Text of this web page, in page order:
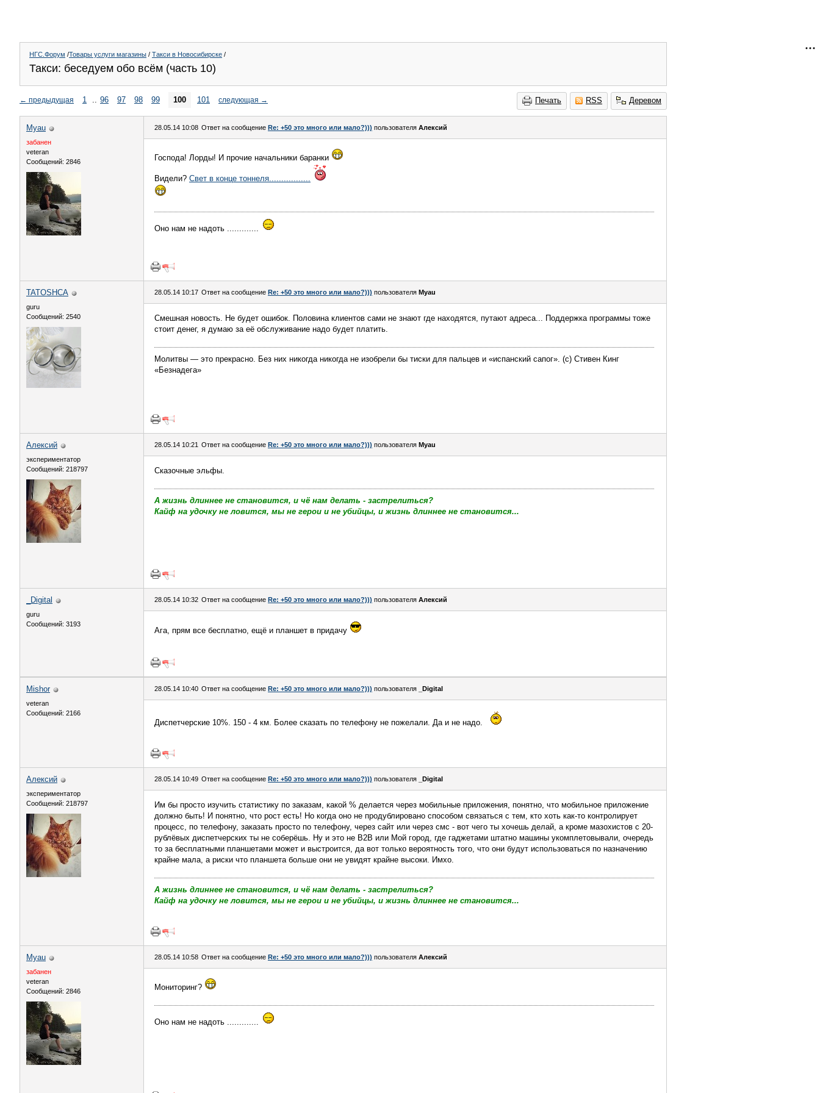
НГС.Форум /Товары услуги магазины / Такси в Новосибирске /
Такси: беседуем обо всём (часть 10)
Печать RSS Деревом
← предыдущая 1 .. 96 97 98 99 100 101 следующая →
Myau
забанен
veteran
Сообщений: 2846
28.05.14 10:08 Ответ на сообщение Re: +50 это много или мало?))) пользователя Алексий
Господа! Лорды! И прочие начальники баранки
Видели? Свет в конце тоннеля.................
Оно нам не надоть .............
TATOSHCA
guru
Сообщений: 2540
28.05.14 10:17 Ответ на сообщение Re: +50 это много или мало?))) пользователя Myau
Смешная новость. Не будет ошибок. Половина клиентов сами не знают где находятся, путают адреса... Поддержка программы тоже
стоит денег, я думаю за её обслуживание надо будет платить.
Молитвы — это прекрасно. Без них никогда никогда не изобрели бы тиски для пальцев и «испанский сапог». (с) Стивен Кинг
«Безнадега»
Алексий
экспериментатор
Сообщений: 218797
28.05.14 10:21 Ответ на сообщение Re: +50 это много или мало?))) пользователя Myau
Сказочные эльфы.
А жизнь длиннее не становится, и чё нам делать - застрелиться?
Кайф на удочку не ловится, мы не герои и не убийцы, и жизнь длиннее не становится...
_Digital
guru
Сообщений: 3193
28.05.14 10:32 Ответ на сообщение Re: +50 это много или мало?))) пользователя Алексий
Ага, прям все бесплатно, ещё и планшет в придачу
Mishor
veteran
Сообщений: 2166
28.05.14 10:40 Ответ на сообщение Re: +50 это много или мало?))) пользователя _Digital
Диспетчерские 10%. 150 - 4 км. Более сказать по телефону не пожелали. Да и не надо.
Алексий
экспериментатор
Сообщений: 218797
28.05.14 10:49 Ответ на сообщение Re: +50 это много или мало?))) пользователя _Digital
Им бы просто изучить статистику по заказам, какой % делается через мобильные приложения, понятно, что мобильное приложение
должно быть! И понятно, что рост есть! Но когда оно не продублировано способом связаться с тем, кто хоть как-то контролирует
процесс, по телефону, заказать просто по телефону, через сайт или через смс - вот чего ты хочешь делай, а кроме мазохистов с 20-
рублёвых диспетчерских ты не соберёшь. Ну и это не В2В или Мой город, где гаджетами штатно машины укомплетовывали, очередь
то за бесплатными планшетами может и выстроится, да вот только вероятность того, что они будут использоваться по назначению
крайне мала, а риски что планшета больше они не увидят крайне высоки. Имхо.
А жизнь длиннее не становится, и чё нам делать - застрелиться?
Кайф на удочку не ловится, мы не герои и не убийцы, и жизнь длиннее не становится...
Myau
забанен
veteran
Сообщений: 2846
28.05.14 10:58 Ответ на сообщение Re: +50 это много или мало?))) пользователя Алексий
Мониторинг?
Оно нам не надоть .............